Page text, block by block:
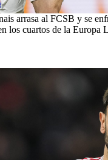
arrasa al FCSB y se
los cuartos de la Europa